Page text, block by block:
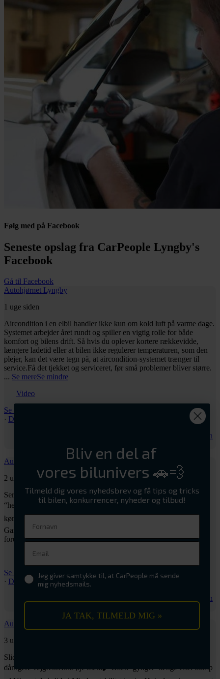
Følg med på Facebook
Seneste opslag fra CarPeople Lyngby's
Facebook
Gå til Facebook
Autohjørnet Lyngby
1 uge siden
Aircondition i en elbil handler ikke kun om kold luft på varme dage.
Systemet arbejder året rundt og spiller en vigtig rolle for både
komfort og bilens drift. Så hvis du oplever kortere rækkevidde,
længere ladetid eller at bilen ikke regulerer temperaturen, som den
plejer, kan det være tegn på, at aircondition-systemet trænger til
service.Få det tjekket og serviceret, før små problemer bliver større.
... Se mereSe mindre
Video
Se på Facebook
· Del
Share on LinkedIn
Autohjørnet Lyngby
2 uger siden
Serviceintervallet er ikke sat for sjov – det er motorens
“helbredskalender”.Et service efter interval sikrer, at:✔️ Motoren
kører optimalt
Garantier og forsikringer holdes intakte
forudsigelig drift....Se mereSe mindre
Se på Facebook
· Del
Share on LinkedIn
Autohjørnet Lyngby
3 uger siden
Slidte støddæmpere kan give forringede køreegenskaber og
dårligere vejgreb.Hold øje med:✔️ Bilen ‘gynger’ længe efter bump
Bliv en del af
vores bilunivers 🚗💨
Tilmeld dig vores nyhedsbrev og få tips og tricks
til bilen, konkurrencer, nyheder og tilbud!
Jeg giver samtykke til, at CarPeople må sende
mig nyhedsmails.
JA TAK, TILMELD MIG »